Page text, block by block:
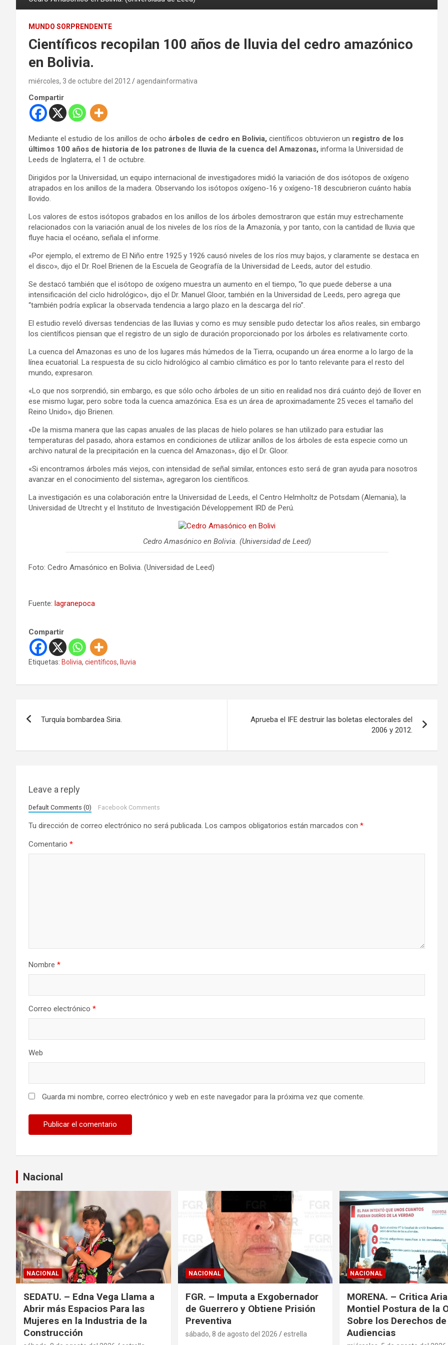
MUNDO SORPRENDENTE
Científicos recopilan 100 años de lluvia del cedro amazónico
en Bolivia.
miércoles, 3 de octubre del 2012 agendainformativa
Compartir
Mediante el estudio de los anillos de ocho árboles de cedro en Bolivia, científicos obtuvieron un registro de los
últimos 100 años de historia de los patrones de lluvia de la cuenca del Amazonas, informa la Universidad de
Leeds de Inglaterra, el 1 de octubre.
Dirigidos por la Universidad, un equipo internacional de investigadores midió la variación de dos isótopos de oxígeno
atrapados en los anillos de la madera. Observando los isótopos oxígeno-16 y oxígeno-18 descubrieron cuánto había
llovido.
Los valores de estos isótopos grabados en los anillos de los árboles demostraron que están muy estrechamente
relacionados con la variación anual de los niveles de los ríos de la Amazonía, y por tanto, con la cantidad de lluvia que
fluye hacia el océano, señala el informe.
«Por ejemplo, el extremo de El Niño entre 1925 y 1926 causó niveles de los ríos muy bajos, y claramente se destaca en
el disco», dijo el Dr. Roel Brienen de la Escuela de Geografía de la Universidad de Leeds, autor del estudio.
Se destacó también que el isótopo de oxígeno muestra un aumento en el tiempo, “lo que puede deberse a una
intensificación del ciclo hidrológico», dijo el Dr. Manuel Gloor, también en la Universidad de Leeds, pero agrega que
“también podría explicar la observada tendencia a largo plazo en la descarga del río”.
El estudio reveló diversas tendencias de las lluvias y como es muy sensible pudo detectar los años reales, sin embargo
los científicos piensan que el registro de un siglo de duración proporcionado por los árboles es relativamente corto.
La cuenca del Amazonas es uno de los lugares más húmedos de la Tierra, ocupando un área enorme a lo largo de la
línea ecuatorial. La respuesta de su ciclo hidrológico al cambio climático es por lo tanto relevante para el resto del
mundo, expresaron.
«Lo que nos sorprendió, sin embargo, es que sólo ocho árboles de un sitio en realidad nos dirá cuánto dejó de llover en
ese mismo lugar, pero sobre toda la cuenca amazónica. Esa es un área de aproximadamente 25 veces el tamaño del
Reino Unido», dijo Brienen.
«De la misma manera que las capas anuales de las placas de hielo polares se han utilizado para estudiar las
temperaturas del pasado, ahora estamos en condiciones de utilizar anillos de los árboles de esta especie como un
archivo natural de la precipitación en la cuenca del Amazonas», dijo el Dr. Gloor.
«Si encontramos árboles más viejos, con intensidad de señal similar, entonces esto será de gran ayuda para nosotros
avanzar en el conocimiento del sistema», agregaron los científicos.
La investigación es una colaboración entre la Universidad de Leeds, el Centro Helmholtz de Potsdam (Alemania), la
Universidad de Utrecht y el Instituto de Investigación Développement IRD de Perú.
Cedro Amasónico en Bolivia. (Universidad de Leed)
Foto: Cedro Amasónico en Bolivia. (Universidad de Leed)
Fuente: lagranepoca
Compartir
Etiquetas: Bolivia, científicos, lluvia
v
Turquía bombardea Siria.
Aprueba el IFE destruir las boletas electorales del
2006 y 2012.
Leave a reply
Default Comments (0) Facebook Comments
Tu dirección de correo electrónico no será publicada. Los campos obligatorios están marcados con *
Comentario *
Nombre *
Correo electrónico *
Web
Guarda mi nombre, correo electrónico y web en este navegador para la próxima vez que comente.
Nacional
NACIONAL
SEDATU. – Edna Vega Llama a
Abrir más Espacios Para las
Mujeres en la Industria de la
Construcción
NACIONAL
FGR. – Imputa a Exgobernador
de Guerrero y Obtiene Prisión
Preventiva
sábado, 8 de agosto del 2026 estrella
NACIONAL
MORENA. – Critica
Montiel Postura de la
Sobre los Derechos
Audiencias